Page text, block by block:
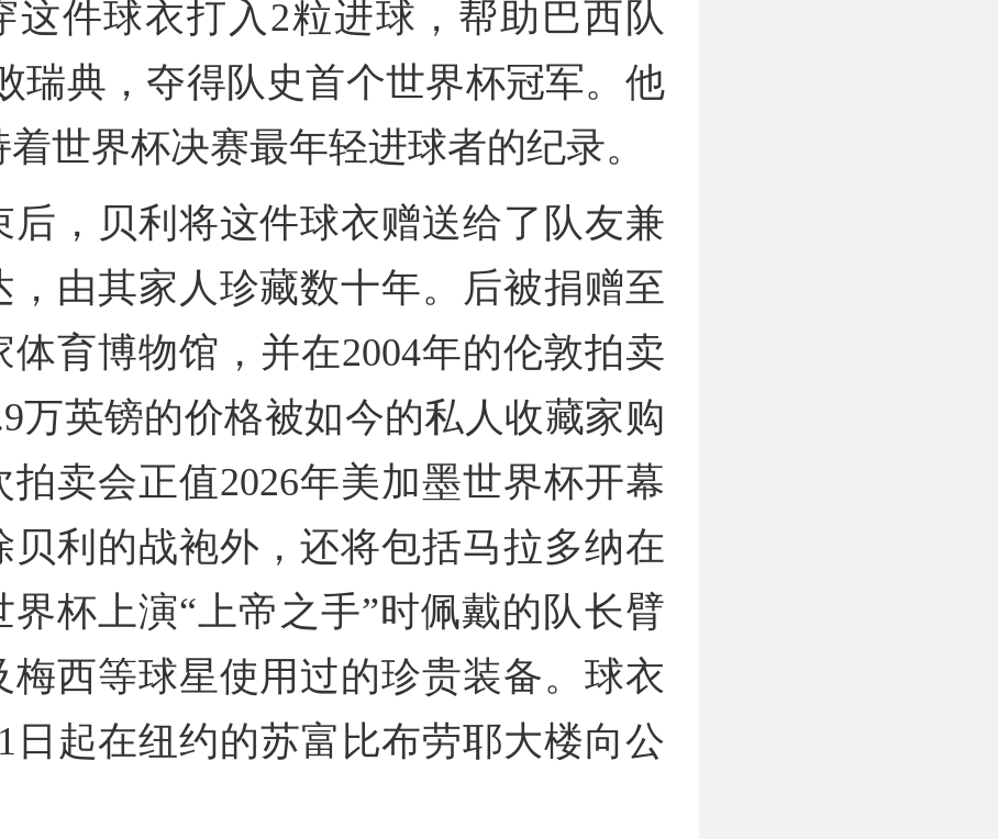
这件球衣打入2粒进球，帮助巴西队
瑞典，夺得队史首个世界杯冠军。他
世界杯决赛最年轻进球者的纪录。
后，贝利将这件球衣赠送给了队友兼
，由其家人珍藏数十年。后被捐赠至
体育博物馆，并在2004年的伦敦拍卖
万英镑的价格被如今的私人收藏家购
拍卖会正值2026年美加墨世界杯开幕
贝利的战袍外，还将包括马拉多纳在
界杯上演“上帝之手”时佩戴的队长臂
梅西等球星使用过的珍贵装备。球衣
日起在纽约的苏富比布劳耶大楼向公